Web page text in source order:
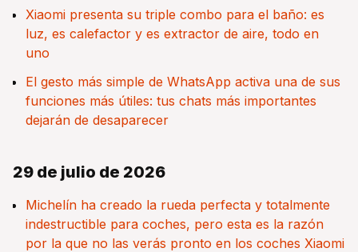
Xiaomi presenta su triple combo para el baño: es
luz, es calefactor y es extractor de aire, todo en
uno
El gesto más simple de WhatsApp activa una de sus
funciones más útiles: tus chats más importantes
dejarán de desaparecer
29 de julio de 2026
Michelín ha creado la rueda perfecta y totalmente
indestructible para coches, pero esta es la razón
por la que no las verás pronto en los coches Xiaomi